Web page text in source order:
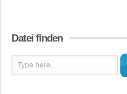
Datei finden